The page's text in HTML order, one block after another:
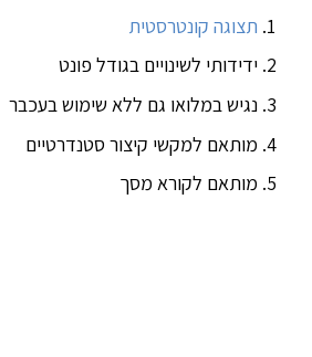
תצוגה קונטרסטית
ידידותי לשינויים בגודל פונט
נגיש במלואו גם ללא שימוש בעכבר
מותאם למקשי קיצור סטנדרטיים
מותאם לקורא מסך